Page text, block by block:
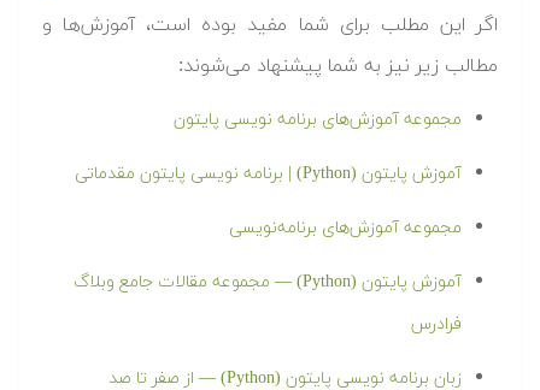
اگر این مطلب برای شما مفید بوده است، آموزش‌ها و
مطالب زیر نیز به شما پیشنهاد می‌شوند:
مجموعه آموزش‌های برنامه‌ نویسی پایتون
آموزش پایتون (Python) | برنامه نویسی پایتون مقدماتی
مجموعه آموزش‌های برنامه‌نویسی
آموزش پایتون (Python) — مجموعه مقالات جامع وبلاگ
فرادرس
زبان برنامه نویسی پایتون (Python) — از صفر تا صد